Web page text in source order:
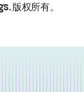
版权所有。